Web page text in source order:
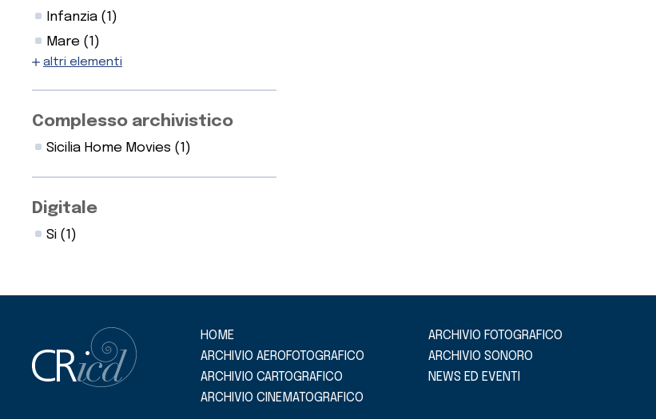
Infanzia (1)
Mare (1)
altri elementi
Complesso archivistico
Sicilia Home Movies (1)
Digitale
Si (1)
HOME
ARCHIVIO AEROFOTOGRAFICO
ARCHIVIO CARTOGRAFICO
ARCHIVIO CINEMATOGRAFICO
ARCHIVIO FOTOGRAFICO
ARCHIVIO SONORO
NEWS ED EVENTI